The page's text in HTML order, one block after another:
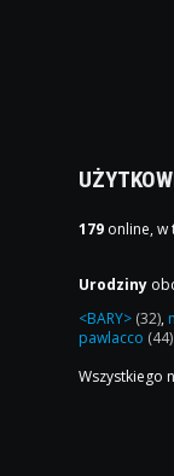
179 online, w
Urodziny
<BARY> (32),
pawlacco (44)
Wszystkiego